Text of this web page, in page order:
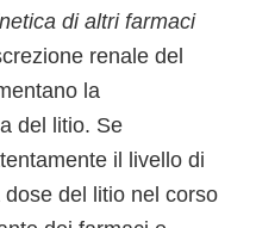
di altri farmaci
renale del
la
del litio. Se
il livello di
del litio nel corso